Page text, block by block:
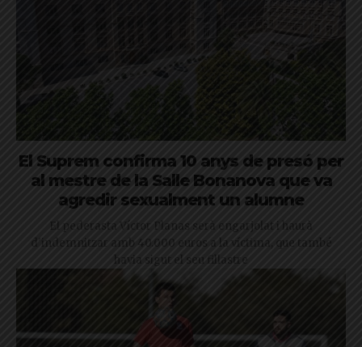
El Suprem confirma 10 anys de presó per
al mestre de la Salle Bonanova que va
agredir sexualment un alumne
El pederasta Víctor Planas serà engarjolat i haurà
d'indemnitzar amb 40.000 euros a la víctima, que també
havia sigut el seu fillastre